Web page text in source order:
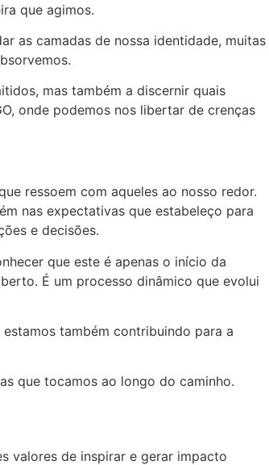
que agimos.
as camadas de nossa identidade, muitas
mas também a discernir quais
onde podemos nos libertar de crenças
ressoem com aqueles ao nosso redor.
nas expectativas que estabeleço para
e decisões.
que este é apenas o início da
É um processo dinâmico que evolui
também contribuindo para a
que tocamos ao longo do caminho.
valores de inspirar e gerar impacto